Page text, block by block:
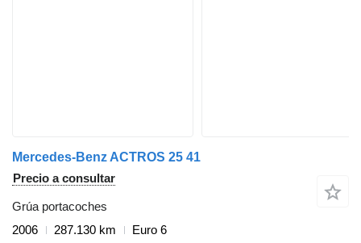
Mercedes-Benz ACTROS 25 41
Precio a consultar
Grúa portacoches
2006
287.130 km
Euro 6